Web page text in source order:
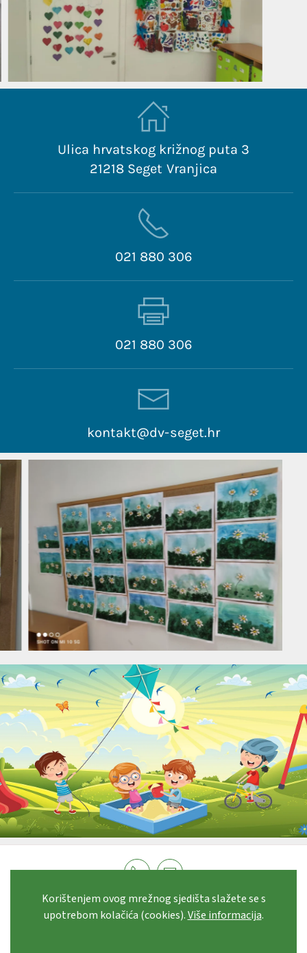
Ulica hrvatskog križnog puta 3
21218 Seget Vranjica
021 880 306
021 880 306
kontakt@dv-seget.hr
© 2021 Dječji vrtić "SEGET"· Ulica hrvatskog križnog puta
3 · 21218 Seget Vranjica
Korištenjem ovog mrežnog sjedišta slažete se s
upotrebom kolačića (cookies).Više informacija.